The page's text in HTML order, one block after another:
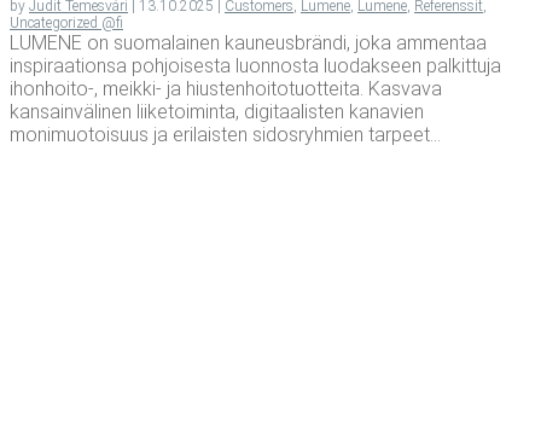
by Judit Temesvári | 13.10.2025 | Customers Lumene Lumene Referenssit
Uncategorized @fi
LUMENE on suomalainen kauneusbrändi, joka ammentaa
inspiraationsa pohjoisesta luonnosta luodakseen palkittuja
ihonhoito-, meikki- ja hiustenhoitotuotteita. Kasvava
kansainvälinen liiketoiminta, digitaalisten kanavien
monimuotoisuus ja erilaisten sidosryhmien tarpeet...